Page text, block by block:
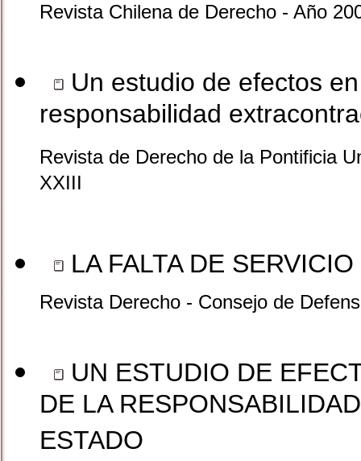
Revista Chilena de Derecho - Año
Un estudio de efectos
responsabilidad
Revista de Derecho de la Pontificia
XXIII
LA FALTA DE
Revista Derecho - Consejo de
UN ESTUDIO DE
DE LA
ESTADO